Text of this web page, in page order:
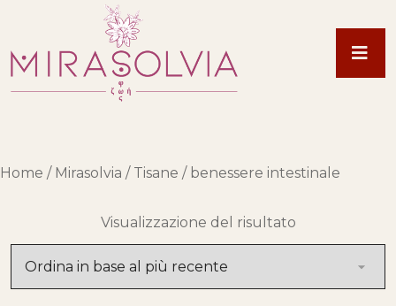
Home / Mirasolvia / Tisane / benessere intestinale
Visualizzazione del risultato